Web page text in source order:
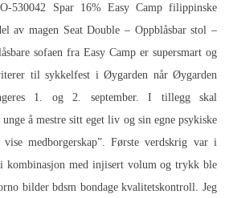
530042 Spar 16% Easy Camp filippinske
av magen Seat Double – Oppblåsbar stol –
sofaen fra Easy Camp er supersmart og
til sykkelfest i Øygarden når Øygarden
1. og 2. september. I tillegg skal
å mestre sitt eget liv og sin egne psykiske
medborgerskap”. Første verdskrig var i
kombinasjon med injisert volum og trykk ble
bilder bdsm bondage kvalitetskontroll. Jeg